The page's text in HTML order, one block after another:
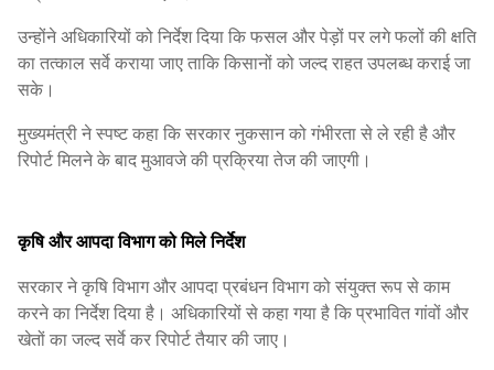
उन्होंने अधिकारियों को निर्देश दिया कि फसल और पेड़ों पर लगे फलों की क्षति
का तत्काल सर्वे कराया जाए ताकि किसानों को जल्द राहत उपलब्ध कराई जा
सके।
मुख्यमंत्री ने स्पष्ट कहा कि सरकार नुकसान को गंभीरता से ले रही है और
रिपोर्ट मिलने के बाद मुआवजे की प्रक्रिया तेज की जाएगी।
कृषि और आपदा विभाग को मिले निर्देश
सरकार ने कृषि विभाग और आपदा प्रबंधन विभाग को संयुक्त रूप से काम
करने का निर्देश दिया है। अधिकारियों से कहा गया है कि प्रभावित गांवों और
खेतों का जल्द सर्वे कर रिपोर्ट तैयार की जाए।